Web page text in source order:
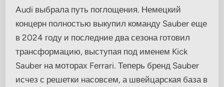
Audi выбрала путь поглощения. Немецкий
концерн полностью выкупил команду Sauber еще
в 2024 году и последние два сезона готовил
трансформацию, выступая под именем Kick
Sauber на моторах Ferrari. Теперь бренд Sauber
исчез с решетки насовсем, а швейцарская база в